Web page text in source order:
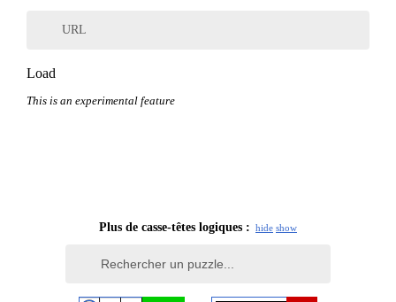
URL
Load
This is an experimental feature
Plus de casse-têtes logiques : hide show